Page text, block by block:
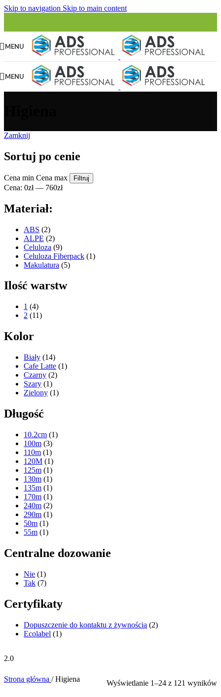
Skip to navigation Skip to main content
MENU
MENU
Zamknij
Sortuj po cenie
Cena min Cena max Filtruj
Cena: 0zł— 760zł
Materiał:
ABS (2)
ALPE (2)
Celuloza (9)
Celuloza Fiberpack (1)
Makulatura (5)
Ilość warstw
1 (4)
2 (11)
Kolor
Biały (14)
Cafe Latte (1)
Czarny (2)
Szary (1)
Zielony (1)
Długość
10.2cm (1)
100m (3)
110m (1)
120M (1)
125m (1)
130m (1)
135m (1)
170m (1)
240m (2)
290m (1)
50m (1)
55m (1)
Centralne dozowanie
Nie (1)
Tak (7)
Certyfikaty
Dopuszczenie do kontaktu z żywnością (2)
Ecolabel (1)
2.0
Strona główna / Higiena Wyświetlanie 1–24 z 121 wyników